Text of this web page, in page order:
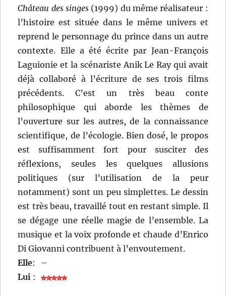
Château des singes(1999) du même réalisateur :
l’histoire est située dans le même univers et
reprend le personnage du prince dans un autre
contexte. Elle a été écrite par Jean-François
Laguionie et la scénariste Anik Le Ray qui avait
déjà collaboré à l’écriture de ses trois films
précédents. C’est un très beau conte
philosophique qui aborde les thèmes de
l’ouverture sur les autres, de la connaissance
scientifique, de l’écologie. Bien dosé, le propos
est suffisamment fort pour susciter des
réflexions, seules les quelques allusions
politiques (sur l’utilisation de la peur
notamment) sont un peu simplettes. Le dessin
est très beau, travaillé tout en restant simple. Il
se dégage une réelle magie de l’ensemble. La
musique et la voix profonde et chaude d’Enrico
Di Giovanni contribuent à l’envoutement.
Elle:
–
Lui :